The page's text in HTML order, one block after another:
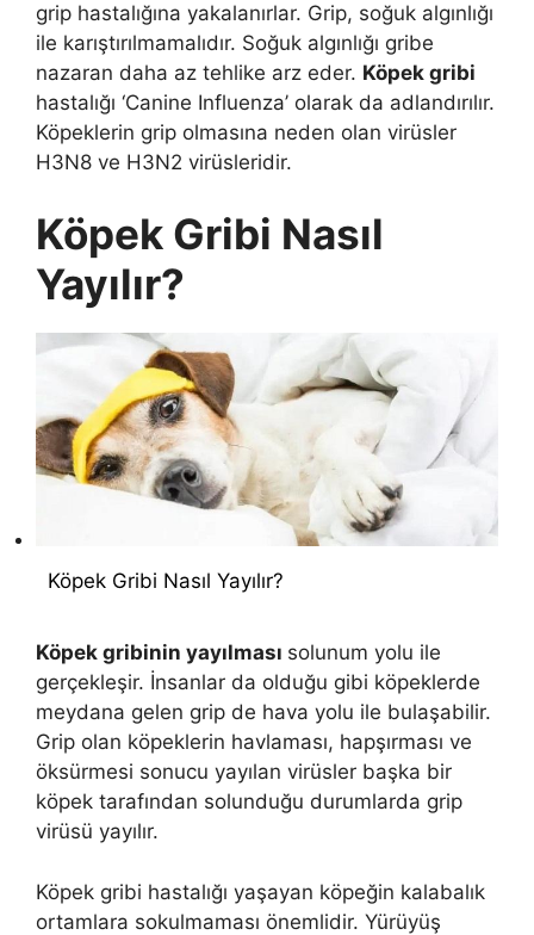
grip hastalığına yakalanırlar. Grip, soğuk algınlığı
ile karıştırılmamalıdır. Soğuk algınlığı gribe
nazaran daha az tehlike arz eder. Köpek gribi
hastalığı ‘Canine Influenza’ olarak da adlandırılır.
Köpeklerin grip olmasına neden olan virüsler
H3N8 ve H3N2 virüsleridir.
Köpek Gribi Nasıl
Yayılır?
Köpek Gribi Nasıl Yayılır?
Köpek gribinin yayılması solunum yolu ile
gerçekleşir. İnsanlar da olduğu gibi köpeklerde
meydana gelen grip de hava yolu ile bulaşabilir.
Grip olan köpeklerin havlaması, hapşırması ve
öksürmesi sonucu yayılan virüsler başka bir
köpek tarafından solunduğu durumlarda grip
virüsü yayılır.
Köpek gribi hastalığı yaşayan köpeğin kalabalık
ortamlara sokulmaması önemlidir. Yürüyüş